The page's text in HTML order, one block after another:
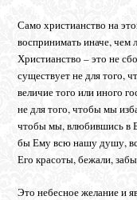
Само христианство на
воспринимать иначе,
Христианство – это не
существует не для того,
величие того или иного
не для того, чтобы мы
чтобы мы, влюбившись в
бы Ему всю нашу душу,
Его красоты, бежали,
Это небесное желание и